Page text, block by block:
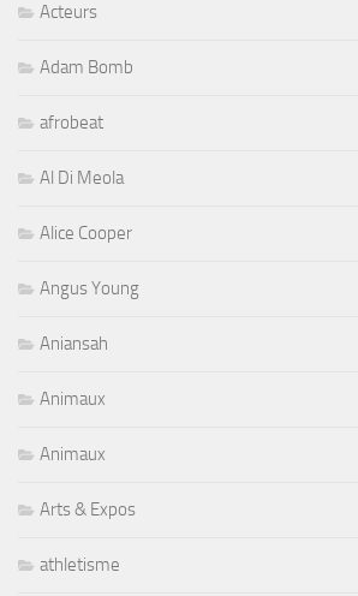
Acteurs
Adam Bomb
afrobeat
Al Di Meola
Alice Cooper
Angus Young
Aniansah
Animaux
Animaux
Arts & Expos
athletisme